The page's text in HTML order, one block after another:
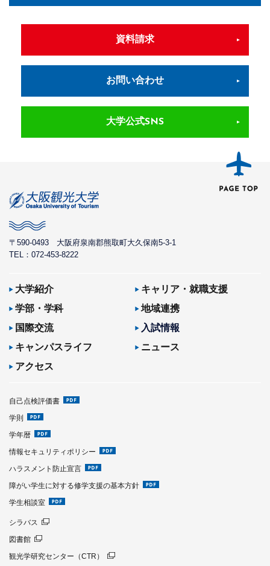
資料請求
お問い合わせ
大学公式SNS
〒590-0493 大阪府泉南郡熊取町大久保南5-3-1
TEL：072-453-8222
大学紹介
キャリア・就職支援
学部・学科
地域連携
国際交流
入試情報
キャンパスライフ
ニュース
アクセス
自己点検評価書
学則
学年暦
情報セキュリティポリシー
ハラスメント防止宣言
障がい学生に対する修学支援の基本方針
学生相談室
シラバス
図書館
観光学研究センター（CTR）